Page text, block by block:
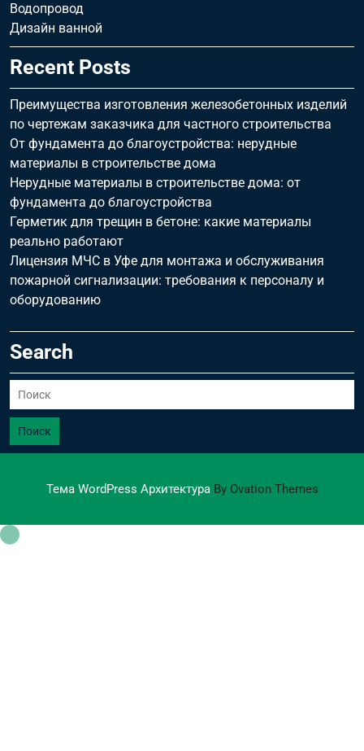
Водопровод
Дизайн ванной
Recent Posts
Преимущества изготовления железобетонных изделий
по чертежам заказчика для частного строительства
От фундамента до благоустройства: нерудные
материалы в строительстве дома
Нерудные материалы в строительстве дома: от
фундамента до благоустройства
Герметик для трещин в бетоне: какие материалы
реально работают
Лицензия МЧС в Уфе для монтажа и обслуживания
пожарной сигнализации: требования к персоналу и
оборудованию
Search
Поиск
Тема WordPress АрхитектураBy Ovation Themes